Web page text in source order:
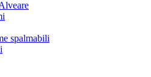
spalmabili